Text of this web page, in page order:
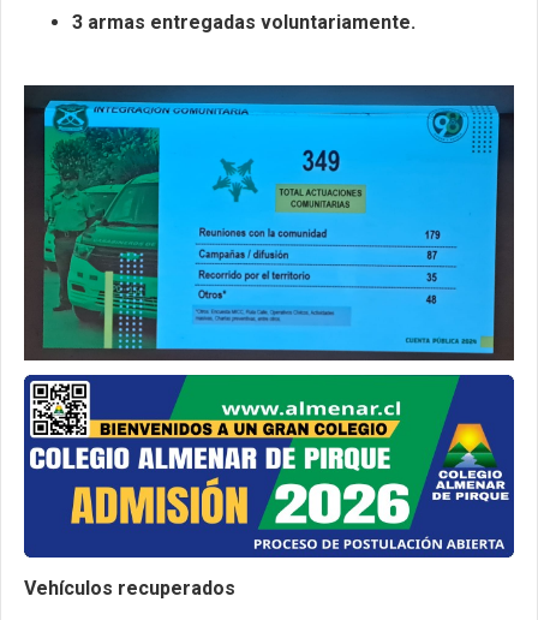
3 armas entregadas voluntariamente.
Vehículos recuperados